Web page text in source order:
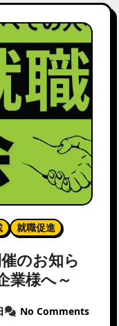
就職促進
のお知ら
業様へ～
No Comments